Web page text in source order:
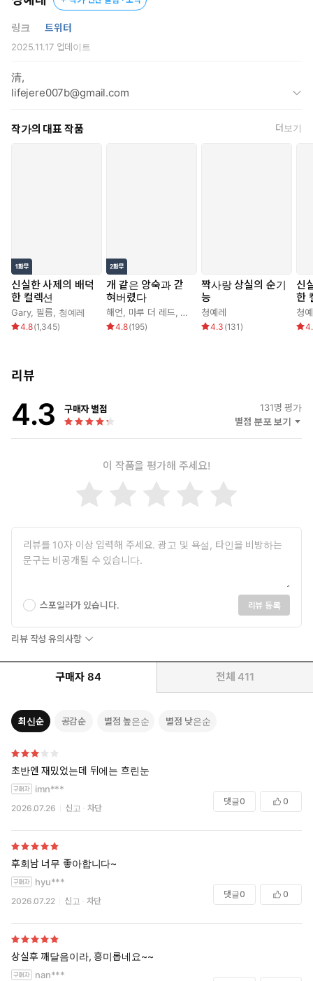
자신을 낯선 사람으로 대하는 콜레트를 본 발레리안의 안색이 창백
해졌다.
* * *
“그러니까… 지금 이게, 저 때문이라는 말씀이네요?”
볼에 닿는 숨결이 뜨거웠다. 입술을 잘근거리던 콜레트는 발레리
안의 불룩해진 하복부를 보았다.
어쩐지 아까보다 더 부피감이 커 보였다.
어쩔 줄 몰라 하는 콜레트의 얼굴을 담은 발레리안의 붉은 눈동자가
링크 트위터
2025.11.17업데이트
清,
lifejere007b@gmail.com
작가의 대표 작품 더보기
신실한 사제의 배덕
한 컬렉션
Gary,필름, 청예레
4.8(1,345)
개 같은 앙숙과 갇
혀버렸다
해언, 마루 더 레드, 청예레
4.8(195)
짝사랑 상실의 순기
능
청예레
4.3 (131 )
신
한
청
리뷰
4.3 구매자 별점 131명 평가
별점 분포 보기
이 작품을 평가해 주세요!
스포일러가 있습니다. 리뷰 등록
리뷰 작성 유의사항
구매자 84 전체 411
최신순 공감순 별점 높은순 별점 낮은순
초반엔 재밌었는데 뒤에는 흐린눈
imn***
2026.07.26 신고 차단
댓글0 0
후회남 너무 좋아합니다~
hyu***
2026.07.22 신고 차단
댓글0 0
상실후 깨달음이라, 흥미롭네요~~
nan***